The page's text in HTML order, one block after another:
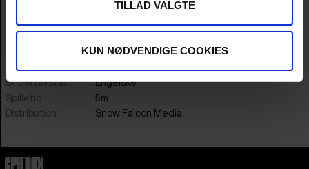
TILLAD VALGTE
KUN NØDVENDIGE COOKIES
Arina Kleist
Grønland
Sprog
Undertekster
engelske
Spilletid
5m
Distribution
Snow Falcon Media